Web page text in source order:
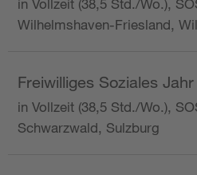
in Vollzeit (38,5 Std./Wo.),
Wilhelmshaven-Friesland,
Freiwilliges Soziales
in Vollzeit (38,5 Std./Wo.),
Schwarzwald, Sulzburg